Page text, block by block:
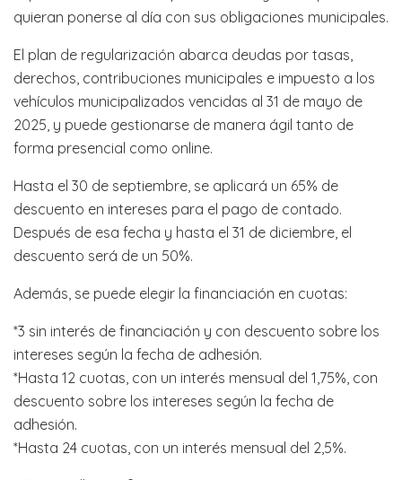
quieran ponerse al día con sus obligaciones municipales.
El plan de regularización abarca deudas por tasas,
derechos, contribuciones municipales e impuesto a los
vehículos municipalizados vencidas al 31 de mayo de
2025, y puede gestionarse de manera ágil tanto de
forma presencial como online.
Hasta el 30 de septiembre, se aplicará un 65% de
descuento en intereses para el pago de contado.
Después de esa fecha y hasta el 31 de diciembre, el
descuento será de un 50%.
Además, se puede elegir la financiación en cuotas:
*3 sin interés de financiación y con descuento sobre los
intereses según la fecha de adhesión.
*Hasta 12 cuotas, con un interés mensual del 1,75%, con
descuento sobre los intereses según la fecha de
adhesión.
*Hasta 24 cuotas, con un interés mensual del 2,5%.